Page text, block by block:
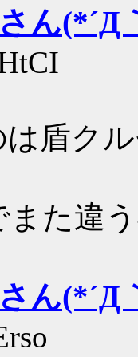
ん(*´Д
盾ク
また違
ん(*´Д